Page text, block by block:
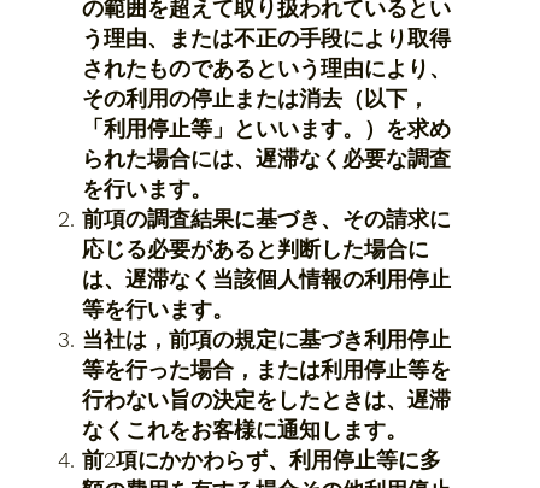
の範囲を超えて取り扱われているとい
う理由、または不正の手段により取得
されたものであるという理由により、
その利用の停止または消去（以下，
「利用停止等」といいます。）を求め
られた場合には、遅滞なく必要な調査
を行います。
前項の調査結果に基づき、その請求に
応じる必要があると判断した場合に
は、遅滞なく当該個人情報の利用停止
等を行います。
当社は，前項の規定に基づき利用停止
等を行った場合，または利用停止等を
行わない旨の決定をしたときは、遅滞
なくこれをお客様に通知します。
前2項にかかわらず、利用停止等に多